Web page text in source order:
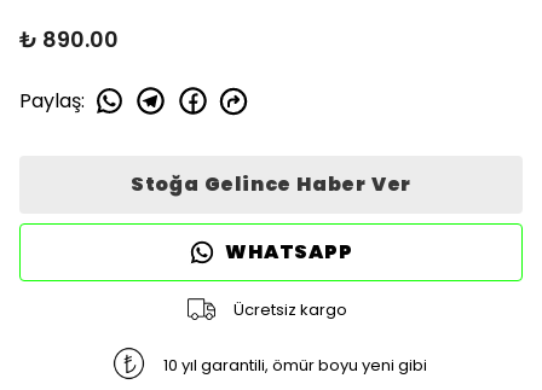
₺ 890.00
Paylaş:
Stoğa Gelince Haber Ver
WHATSAPP
Ücretsiz kargo
10 yıl garantili, ömür boyu yeni gibi